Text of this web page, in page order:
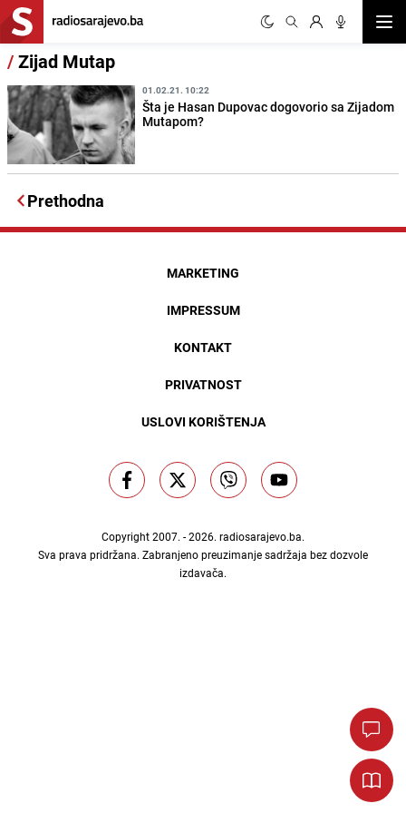
/Zijad Mutap
01.02.21. 10:22
Šta je Hasan Dupovac dogovorio sa Zijadom
Mutapom?
Prethodna
MARKETING
IMPRESSUM
KONTAKT
PRIVATNOST
USLOVI KORIŠTENJA
Copyright 2007. - 2026. radiosarajevo.ba.
Sva prava pridržana. Zabranjeno preuzimanje sadržaja bez dozvole
izdavača.